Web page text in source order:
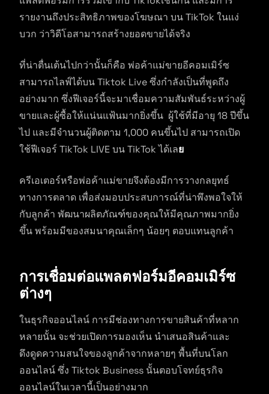
รายงานถึงประสิทธิภาพของโฆษณา บน TikTok ในแง่
บวก ว่าวิดีโอสามารถสร้างยอดขายได้จริง
ที่น่าตื่นเต้นไปกว่านั้นก็คือ พ่อค้าแม่ขายอีคอมเมิร์ซ
สามารถไลฟ์ได้บน Tiktok Live ซึ่งกำลังเป็นที่พูดถึง
อย่างมาก ซึ่งฟีเจอร์นี้จะมาเชื่อมความสัมพันธ์ระหว่างผู้
ขายและผู้ซื้อให้แน่นแฟ้นมากยิ่งขึ้น ผู้ใช้ที่มีอายุ 18 ปีขึ้น
ไป และมีจำนวนผู้ติดตาม 1,000 คนขึ้นไป สามารถเปิด
ใช้ฟีเจอร์ TikTok LIVE บน TikTok ได้เลย
ครีเอเตอร์หรือพ่อค้าแม่ขายจึงต้องมีการวางกลยุทธ์
ทางการตลาด เพื่อส่งมอบประสบการณ์ที่น่าพึงพอใจให้
กับลูกค้า พัฒนาผลิตภัณฑ์ของคุณให้มีคุณภาพมากยิ่ง
ขึ้น พร้อมมีของสมนาคุณเล็กๆ น้อยๆ ตอบแทนลูกค้า
การเชื่อมต่อแพลตฟอร์มอีคอมเมิร์ซ
ต่างๆ
ในธุรกิจออนไลน์ การมีช่องทางการขายสินค้าที่หลาก
หลายนั้น จะช่วยเปิดการมองเห็น นำเสนอสินค้าและ
ดึงดูดความสนใจของลูกค้าจากหลายๆ พื้นที่บนโลก
ออนไลน์ ซึ่ง Tiktok Business นั้นตอบโจทย์ธุรกิจ
ออนไลน์ในเวลานี้เป็นอย่างมาก